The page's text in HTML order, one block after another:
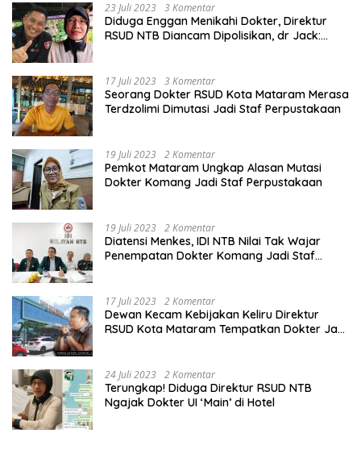
23 Juli 2023 3 Komentar
Diduga Enggan Menikahi Dokter, Direktur
RSUD NTB Diancam Dipolisikan, dr Jack:
17 Juli 2023 3 Komentar
Seorang Dokter RSUD Kota Mataram Merasa
Terdzolimi Dimutasi Jadi Staf Perpustakaan
19 Juli 2023 2 Komentar
Pemkot Mataram Ungkap Alasan Mutasi
Dokter Komang Jadi Staf Perpustakaan
19 Juli 2023 2 Komentar
Diatensi Menkes, IDI NTB Nilai Tak Wajar
Penempatan Dokter Komang Jadi Staf
17 Juli 2023 2 Komentar
Dewan Kecam Kebijakan Keliru Direktur
RSUD Kota Mataram Tempatkan Dokter Jadi
24 Juli 2023 2 Komentar
Terungkap! Diduga Direktur RSUD NTB
Ngajak Dokter UI ‘Main’ di Hotel